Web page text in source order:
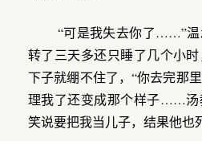
“可是我失去你了……”温
转了三天多还只睡了几个小
下子就绷不住了，“你去完那
理我了还变成那个样子……汤
笑说要把我当儿子，结果他